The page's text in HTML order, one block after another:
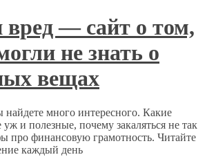
вред — сайт о том,
не знать о
вещах
много интересного. Какие
и полезные, почему закаляться не так
про финансовую грамотность. Читайте
каждый день